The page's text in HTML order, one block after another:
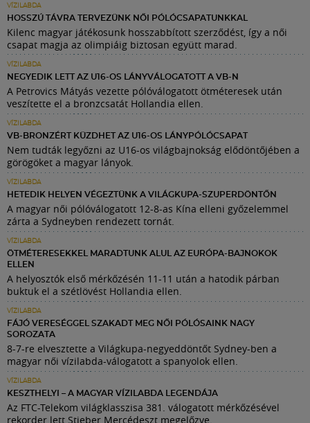
VÍZILABDA
HOSSZÚ TÁVRA TERVEZÜNK NŐI PÓLÓCSAPATUNKKAL
Kilenc magyar játékosunk hosszabbított szerződést, így a női
csapat magja az olimpiáig biztosan együtt marad.
VÍZILABDA
NEGYEDIK LETT AZ U16-OS LÁNYVÁLOGATOTT A VB-N
A Petrovics Mátyás vezette pólóválogatott ötméteresek után
veszítette el a bronzcsatát Hollandia ellen.
VÍZILABDA
VB-BRONZÉRT KÜZDHET AZ U16-OS LÁNYPÓLÓCSAPAT
Nem tudták legyőzni az U16-os világbajnokság elődöntőjében a
görögöket a magyar lányok.
VÍZILABDA
HETEDIK HELYEN VÉGEZTÜNK A VILÁGKUPA-SZUPERDÖNTŐN
A magyar női pólóválogatott 12-8-as Kína elleni győzelemmel
zárta a Sydneyben rendezett tornát.
VÍZILABDA
ÖTMÉTERESEKKEL MARADTUNK ALUL AZ EURÓPA-BAJNOKOK
ELLEN
A helyosztók első mérkőzésén 11-11 után a hatodik párban
buktuk el a szétlövést Hollandia ellen.
VÍZILABDA
FÁJÓ VERESÉGGEL SZAKADT MEG NŐI PÓLÓSAINK NAGY
SOROZATA
8-7-re elvesztette a Világkupa-negyeddöntőt Sydney-ben a
magyar női vízilabda-válogatott a spanyolok ellen.
VÍZILABDA
KESZTHELYI – A MAGYAR VÍZILABDA LEGENDÁJA
Az FTC-Telekom világklasszisa 381. válogatott mérkőzésével
rekorder lett Stieber Mercédeszt megelőzve.